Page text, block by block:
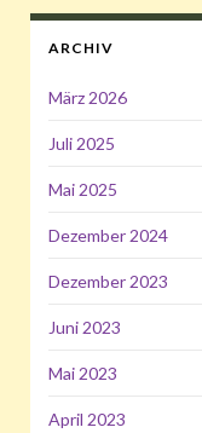
ARCHIV
März 2026
Juli 2025
Mai 2025
Dezember 2024
Dezember 2023
Juni 2023
Mai 2023
April 2023